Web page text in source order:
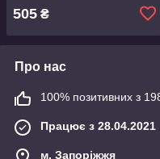
505 ₴
Про нас
100% позитивних з 198
Працює з 28.04.2021
м. Запоріжжя